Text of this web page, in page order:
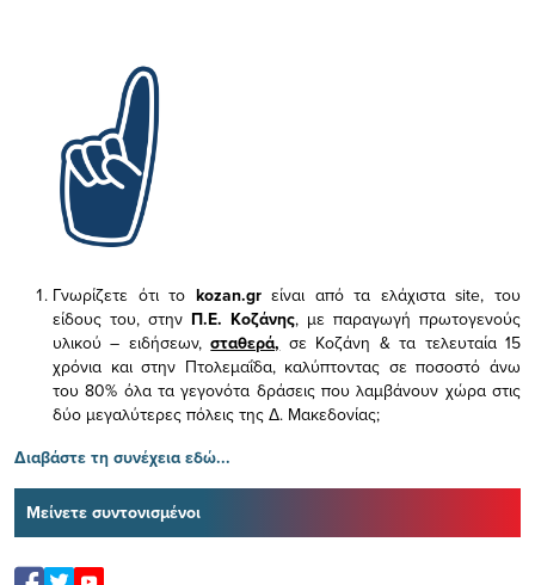
Γνωρίζετε ότι το kozan.gr είναι από τα ελάχισταsite, του
είδους του, στην Π.Ε. Κοζάνης, με παραγωγή πρωτογενούς
υλικού – ειδήσεων,σταθερά, σε Κοζάνη & τα τελευταία 15
χρόνια και στην Πτολεμαΐδα, καλύπτοντας σε ποσοστό άνω
του 80% όλα τα γεγονότα δράσεις που λαμβάνουν χώρα στις
δύο μεγαλύτερες πόλεις της Δ. Μακεδονίας;
Διαβάστε τη συνέχεια εδώ...
Μείνετε συντονισμένοι